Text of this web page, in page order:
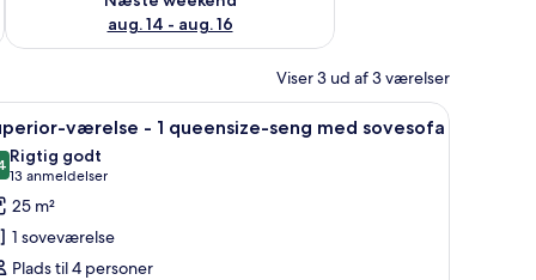
aug. 14 - aug. 16
Viser 3 ud af 3 værelser
enkeltsenge | Premium-sengetøj, senge med madrasser af memory foam
Superior-værelse - 1 queensize-seng med
14 værelse - 1 queensize-seng med sovesofa
ud af 10
Rigtig godt
13 anmeldelser
(13
anmeldelser)
25 m²
1 soveværelse
Plads til 4 personer